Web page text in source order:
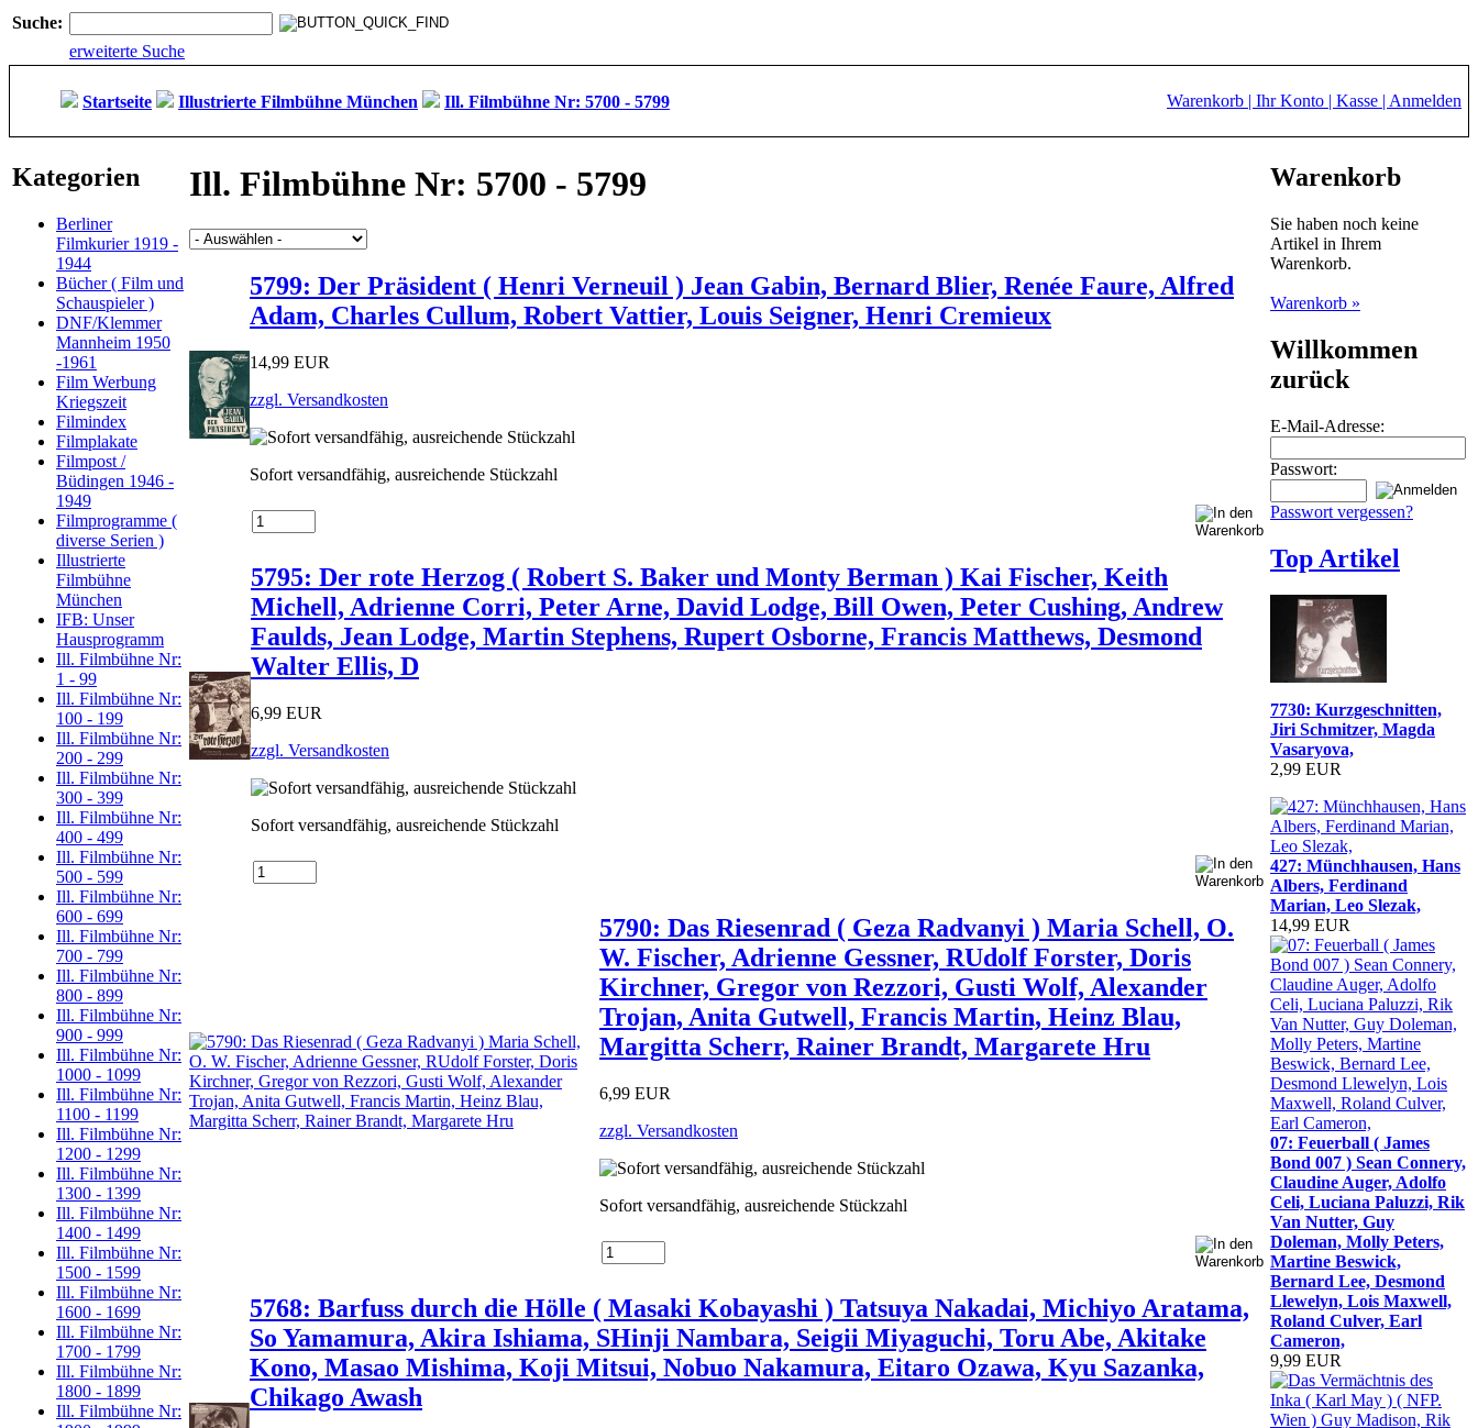
Suche:
erweiterte Suche
Startseite Illustrierte Filmbühne München Ill. Filmbühne Nr: 5700 - 5799 Warenkorb | Ihr Konto | Kasse | Anmelden
Kategorien
Berliner
Filmkurier 1919 -
1944
Bücher ( Film und
Schauspieler )
DNF/Klemmer
Mannheim 1950
-1961
Film Werbung
Kriegszeit
Filmindex
Filmplakate
Filmpost /
Büdingen 1946 -
1949
Filmprogramme (
diverse Serien )
Illustrierte
Filmbühne
München
IFB: Unser
Hausprogramm
Ill. Filmbühne Nr:
1 - 99
Ill. Filmbühne Nr:
100 - 199
Ill. Filmbühne Nr:
200 - 299
Ill. Filmbühne Nr:
300 - 399
Ill. Filmbühne Nr:
400 - 499
Ill. Filmbühne Nr:
500 - 599
Ill. Filmbühne Nr:
600 - 699
Ill. Filmbühne Nr:
700 - 799
Ill. Filmbühne Nr:
800 - 899
Ill. Filmbühne Nr:
900 - 999
Ill. Filmbühne Nr:
1000 - 1099
Ill. Filmbühne Nr:
1100 - 1199
Ill. Filmbühne Nr:
1200 - 1299
Ill. Filmbühne Nr:
1300 - 1399
Ill. Filmbühne Nr:
1400 - 1499
Ill. Filmbühne Nr:
1500 - 1599
Ill. Filmbühne Nr:
1600 - 1699
Ill. Filmbühne Nr:
1700 - 1799
Ill. Filmbühne Nr:
1800 - 1899
Ill. Filmbühne Nr:
Ill. Filmbühne Nr: 5700 - 5799
5799: Der Präsident ( Henri Verneuil ) Jean Gabin, Bernard Blier, Renée Faure, Alfred
Adam, Charles Cullum, Robert Vattier, Louis Seigner, Henri Cremieux
14,99 EUR
zzgl. Versandkosten
Sofort versandfähig, ausreichende Stückzahl
5795: Der rote Herzog ( Robert S. Baker und Monty Berman ) Kai Fischer, Keith
Michell, Adrienne Corri, Peter Arne, David Lodge, Bill Owen, Peter Cushing, Andrew
Faulds, Jean Lodge, Martin Stephens, Rupert Osborne, Francis Matthews, Desmond
Walter Ellis, D
6,99 EUR
zzgl. Versandkosten
Sofort versandfähig, ausreichende Stückzahl
5790: Das Riesenrad ( Geza Radvanyi ) Maria Schell, O.
W. Fischer, Adrienne Gessner, RUdolf Forster, Doris
Kirchner, Gregor von Rezzori, Gusti Wolf, Alexander
Trojan, Anita Gutwell, Francis Martin, Heinz Blau,
Margitta Scherr, Rainer Brandt, Margarete Hru
6,99 EUR
zzgl. Versandkosten
Sofort versandfähig, ausreichende Stückzahl
5768: Barfuss durch die Hölle ( Masaki Kobayashi ) Tatsuya Nakadai, Michiyo Aratama,
So Yamamura, Akira Ishiama, SHinji Nambara, Seigii Miyaguchi, Toru Abe, Akitake
Kono, Masao Mishima, Koji Mitsui, Nobuo Nakamura, Eitaro Ozawa, Kyu Sazanka,
Chikago Awash
Warenkorb
Sie haben noch keine
Artikel in Ihrem
Warenkorb.
Warenkorb »
Willkommen
zurück
E-Mail-Adresse:
Passwort:
Passwort vergessen?
Top Artikel
7730: Kurzgeschnitten,
Jiri Schmitzer, Magda
Vasaryova,
2,99 EUR
427: Münchhausen, Hans
Albers, Ferdinand
Marian, Leo Slezak,
14,99 EUR
07: Feuerball ( James
Bond 007 ) Sean Connery,
Claudine Auger, Adolfo
Celi, Luciana Paluzzi, Rik
Van Nutter, Guy
Doleman, Molly Peters,
Martine Beswick,
Bernard Lee, Desmond
Llewelyn, Lois Maxwell,
Roland Culver, Earl
Cameron,
9,99 EUR